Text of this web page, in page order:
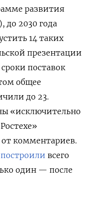
развития
до 2030 года
14 таких
презентации
поставок
общее
до 23.
«исключительно
комментариев.
построили всего
один — после